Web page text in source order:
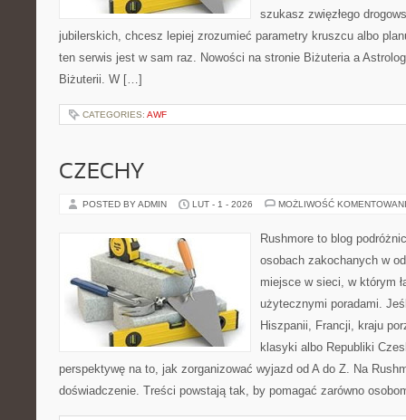
szukasz zwięzłego
jubilerskich, chcesz lepiej zrozumieć parametry kruszcu albo
ten serwis jest w sam raz. Nowości na stronie Biżuteria a
Biżuterii. W […]
CATEGORIES: AWF
CZECHY
POSTED BY ADMIN LUT - 1 - 2026 MOŻLIWOŚĆ
Rushmore to blog
osobach zakochanych w
miejsce w sieci, w którym
użytecznymi poradami.
Hiszpanii, Francji, kraju
klasyki albo Republiki
perspektywę na to, jak zorganizować wyjazd od A do Z. Na
doświadczenie. Treści powstają tak, by pomagać zarówno